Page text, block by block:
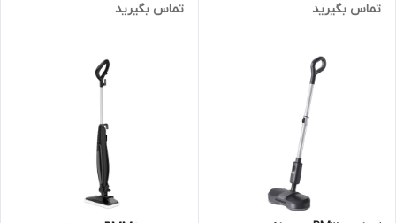
مدل VC7000 MODEX
تماس بگیرید تماس بگیرید